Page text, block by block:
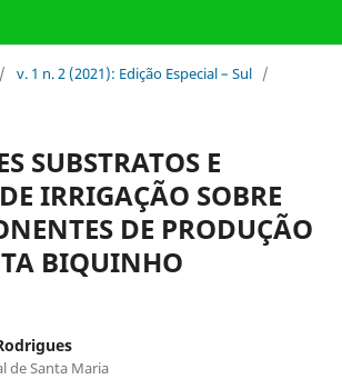
/ v. 1 n. 2 (2021): Edição Especial – Sul /
SUBSTRATOS E
IRRIGAÇÃO SOBRE
DE PRODUÇÃO
BIQUINHO
de Santa Maria